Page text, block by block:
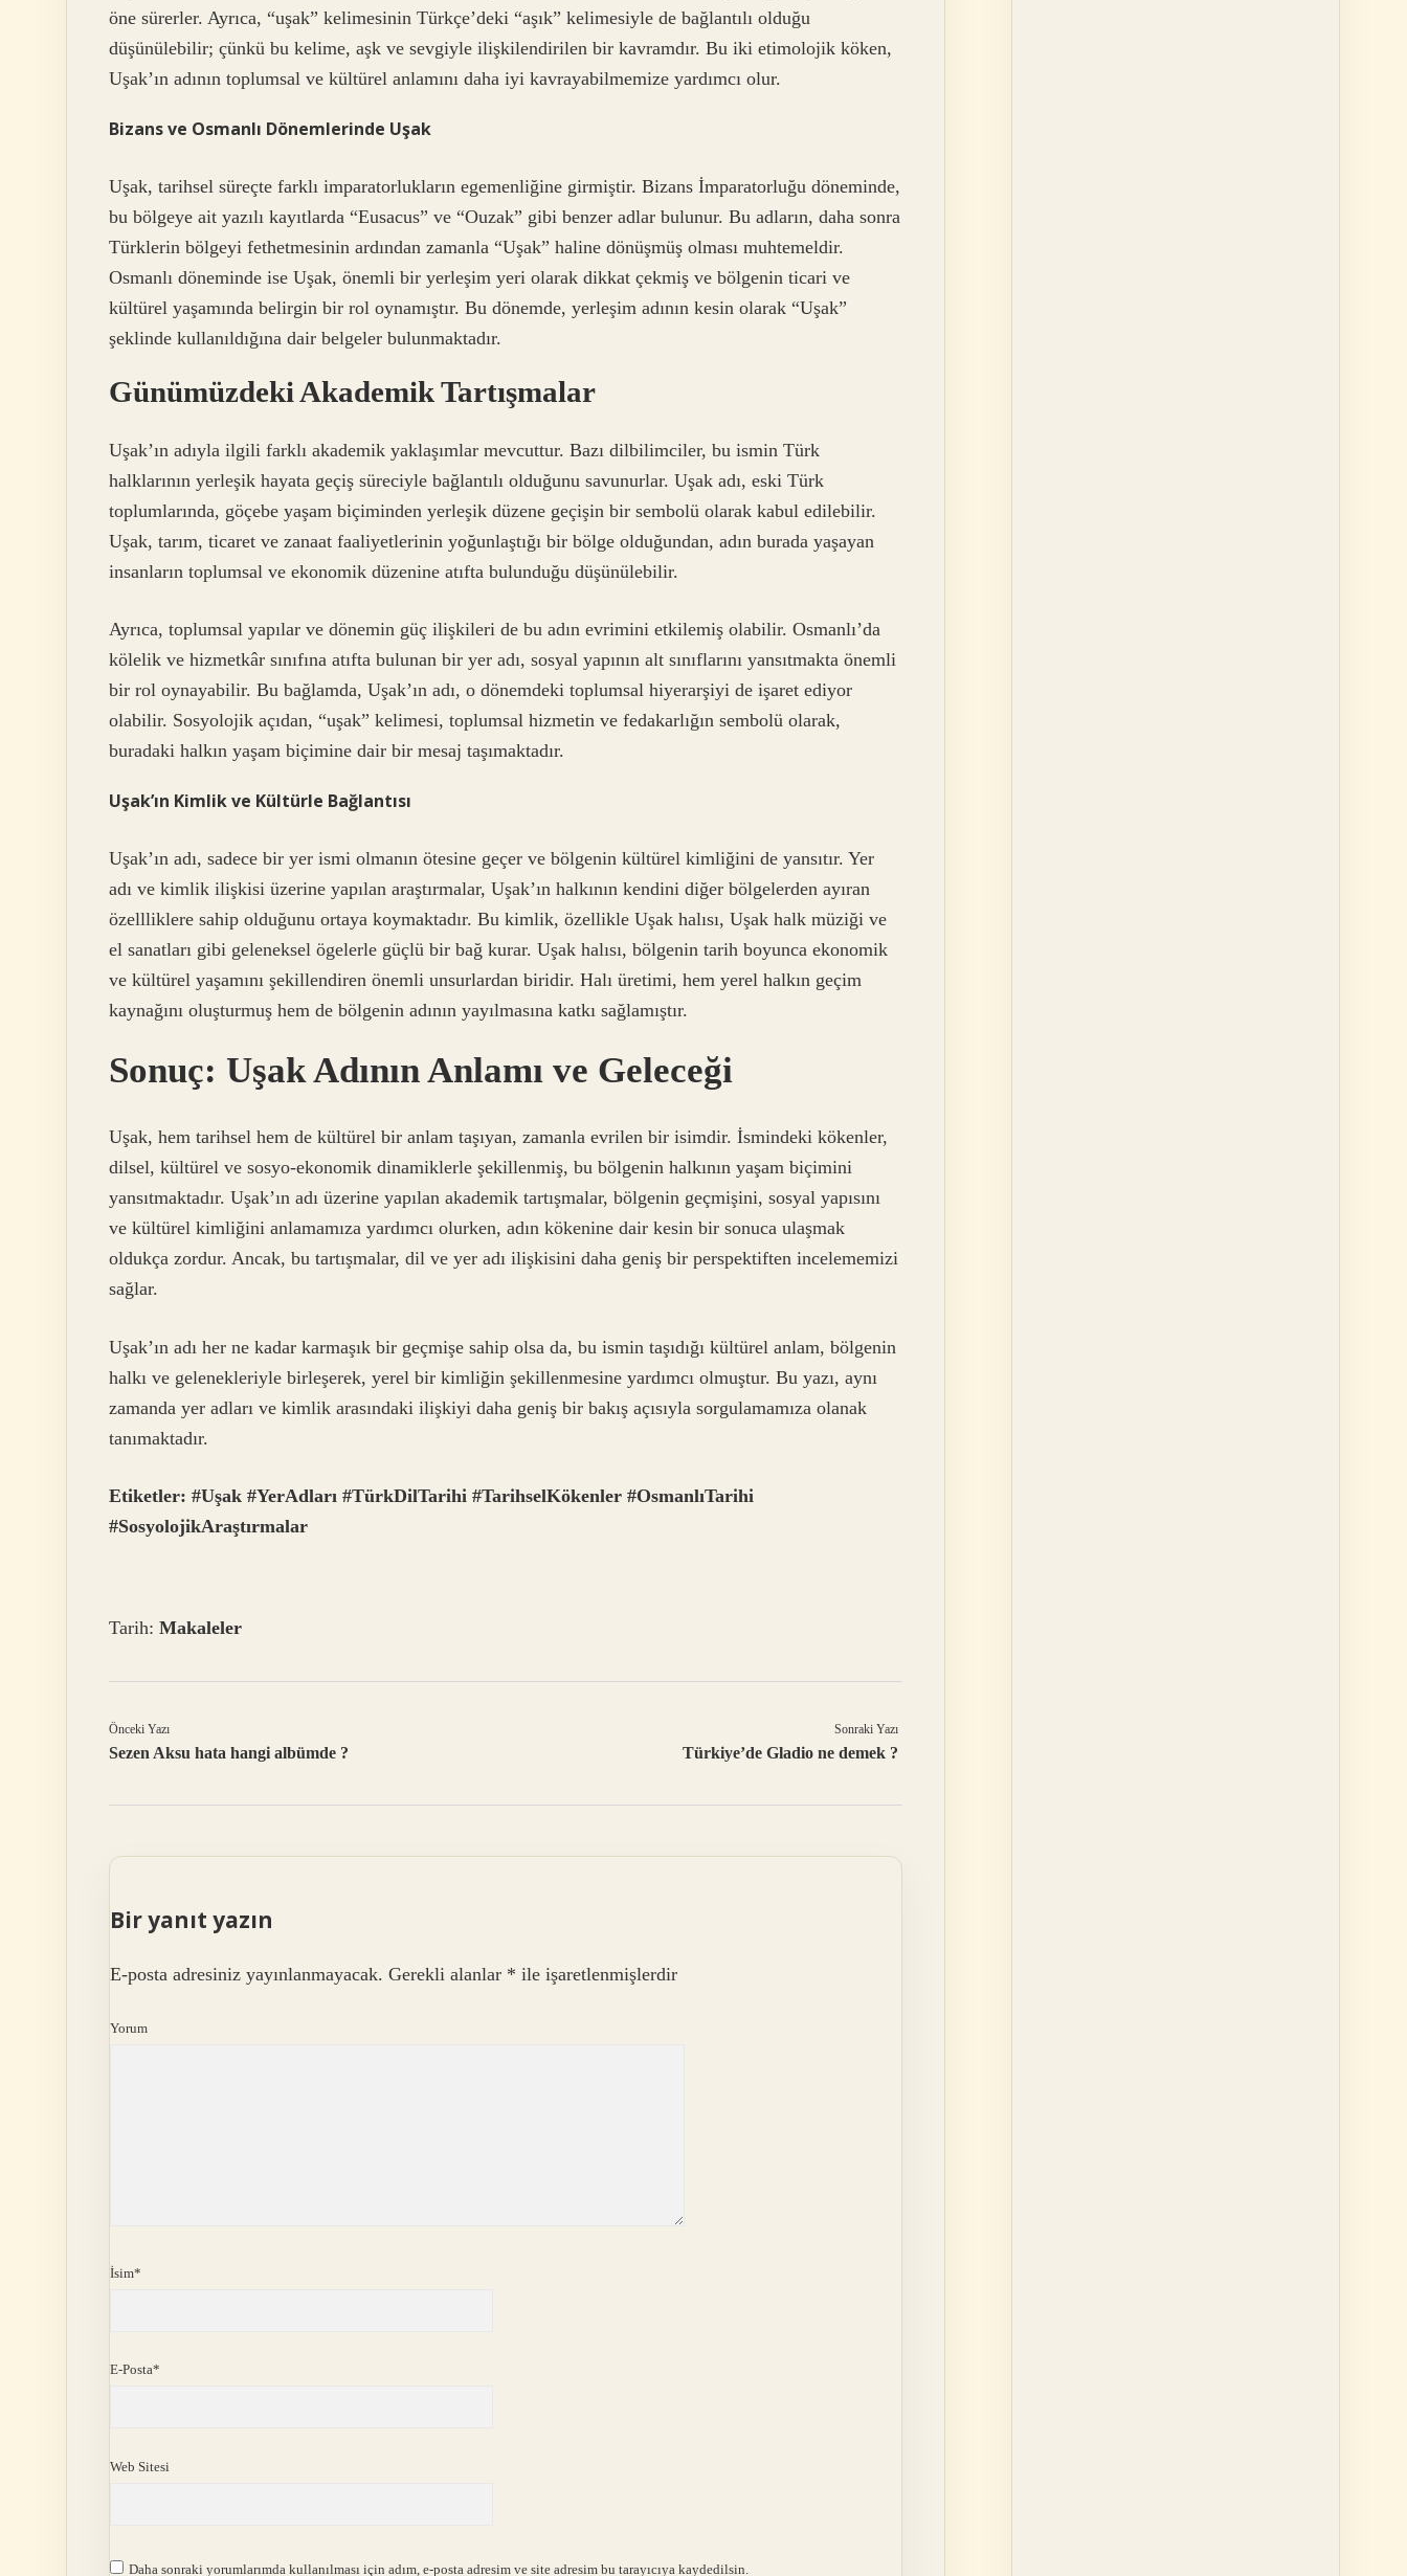
öne sürerler. Ayrıca, “uşak” kelimesinin Türkçe’deki “aşık” kelimesiyle de bağlantılı olduğu
düşünülebilir; çünkü bu kelime, aşk ve sevgiyle ilişkilendirilen bir kavramdır. Bu iki etimolojik köken,
Uşak’ın adının toplumsal ve kültürel anlamını daha iyi kavrayabilmemize yardımcı olur.
Bizans ve Osmanlı Dönemlerinde Uşak
Uşak, tarihsel süreçte farklı imparatorlukların egemenliğine girmiştir. Bizans İmparatorluğu döneminde,
bu bölgeye ait yazılı kayıtlarda “Eusacus” ve “Ouzak” gibi benzer adlar bulunur. Bu adların, daha sonra
Türklerin bölgeyi fethetmesinin ardından zamanla “Uşak” haline dönüşmüş olması muhtemeldir.
Osmanlı döneminde ise Uşak, önemli bir yerleşim yeri olarak dikkat çekmiş ve bölgenin ticari ve
kültürel yaşamında belirgin bir rol oynamıştır. Bu dönemde, yerleşim adının kesin olarak “Uşak”
şeklinde kullanıldığına dair belgeler bulunmaktadır.
Günümüzdeki Akademik Tartışmalar
Uşak’ın adıyla ilgili farklı akademik yaklaşımlar mevcuttur. Bazı dilbilimciler, bu ismin Türk
halklarının yerleşik hayata geçiş süreciyle bağlantılı olduğunu savunurlar. Uşak adı, eski Türk
toplumlarında, göçebe yaşam biçiminden yerleşik düzene geçişin bir sembolü olarak kabul edilebilir.
Uşak, tarım, ticaret ve zanaat faaliyetlerinin yoğunlaştığı bir bölge olduğundan, adın burada yaşayan
insanların toplumsal ve ekonomik düzenine atıfta bulunduğu düşünülebilir.
Ayrıca, toplumsal yapılar ve dönemin güç ilişkileri de bu adın evrimini etkilemiş olabilir. Osmanlı’da
kölelik ve hizmetkâr sınıfına atıfta bulunan bir yer adı, sosyal yapının alt sınıflarını yansıtmakta önemli
bir rol oynayabilir. Bu bağlamda, Uşak’ın adı, o dönemdeki toplumsal hiyerarşiyi de işaret ediyor
olabilir. Sosyolojik açıdan, “uşak” kelimesi, toplumsal hizmetin ve fedakarlığın sembolü olarak,
buradaki halkın yaşam biçimine dair bir mesaj taşımaktadır.
Uşak’ın Kimlik ve Kültürle Bağlantısı
Uşak’ın adı, sadece bir yer ismi olmanın ötesine geçer ve bölgenin kültürel kimliğini de yansıtır. Yer
adı ve kimlik ilişkisi üzerine yapılan araştırmalar, Uşak’ın halkının kendini diğer bölgelerden ayıran
özellliklere sahip olduğunu ortaya koymaktadır. Bu kimlik, özellikle Uşak halısı, Uşak halk müziği ve
el sanatları gibi geleneksel ögelerle güçlü bir bağ kurar. Uşak halısı, bölgenin tarih boyunca ekonomik
ve kültürel yaşamını şekillendiren önemli unsurlardan biridir. Halı üretimi, hem yerel halkın geçim
kaynağını oluşturmuş hem de bölgenin adının yayılmasına katkı sağlamıştır.
Sonuç: Uşak Adının Anlamı ve Geleceği
Uşak, hem tarihsel hem de kültürel bir anlam taşıyan, zamanla evrilen bir isimdir. İsmindeki kökenler,
dilsel, kültürel ve sosyo-ekonomik dinamiklerle şekillenmiş, bu bölgenin halkının yaşam biçimini
yansıtmaktadır. Uşak’ın adı üzerine yapılan akademik tartışmalar, bölgenin geçmişini, sosyal yapısını
ve kültürel kimliğini anlamamıza yardımcı olurken, adın kökenine dair kesin bir sonuca ulaşmak
oldukça zordur. Ancak, bu tartışmalar, dil ve yer adı ilişkisini daha geniş bir perspektiften incelememizi
sağlar.
Uşak’ın adı her ne kadar karmaşık bir geçmişe sahip olsa da, bu ismin taşıdığı kültürel anlam, bölgenin
halkı ve gelenekleriyle birleşerek, yerel bir kimliğin şekillenmesine yardımcı olmuştur. Bu yazı, aynı
zamanda yer adları ve kimlik arasındaki ilişkiyi daha geniş bir bakış açısıyla sorgulamamıza olanak
tanımaktadır.
Etiketler: #Uşak #YerAdları #TürkDilTarihi #TarihselKökenler #OsmanlıTarihi
#SosyolojikAraştırmalar
Tarih: Makaleler
Önceki Yazı
Sezen Aksu hata hangi albümde ?
Sonraki Yazı
Türkiye’de Gladio ne demek ?
Bir yanıt yazın
E-posta adresiniz yayınlanmayacak. Gerekli alanlar * ile işaretlenmişlerdir
Yorum
İsim*
E-Posta*
Web Sitesi
Daha sonraki yorumlarımda kullanılması için adım, e-posta adresim ve site adresim bu tarayıcıya kaydedilsin.